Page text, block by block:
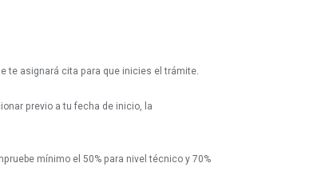
te asignará cita para que inicies el trámite.
previo a tu fecha de inicio, la
mínimo el 50% para nivel técnico y 70%